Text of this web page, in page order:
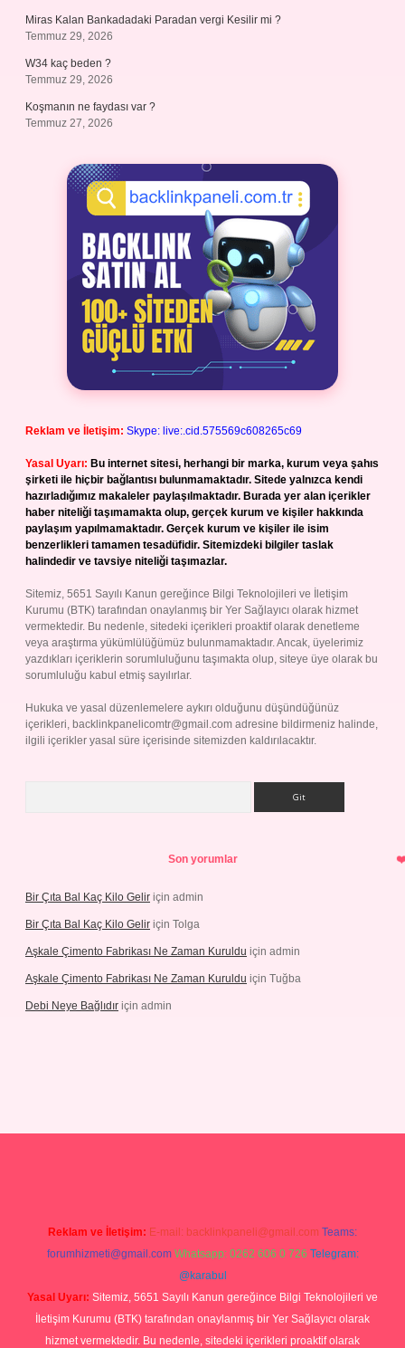
Miras Kalan Bankadadaki Paradan vergi Kesilir mi ?
Temmuz 29, 2026
W34 kaç beden ?
Temmuz 29, 2026
Koşmanın ne faydası var ?
Temmuz 27, 2026
Reklam ve İletişim: Skype: live:.cid.575569c608265c69
Yasal Uyarı: Bu internet sitesi, herhangi bir marka, kurum veya şahıs
şirketi ile hiçbir bağlantısı bulunmamaktadır. Sitede yalnızca kendi
hazırladığımız makaleler paylaşılmaktadır. Burada yer alan içerikler
haber niteliği taşımamakta olup, gerçek kurum ve kişiler hakkında
paylaşım yapılmamaktadır. Gerçek kurum ve kişiler ile isim
benzerlikleri tamamen tesadüfidir. Sitemizdeki bilgiler taslak
halindedir ve tavsiye niteliği taşımazlar.
Sitemiz, 5651 Sayılı Kanun gereğince Bilgi Teknolojileri ve İletişim
Kurumu (BTK) tarafından onaylanmış bir Yer Sağlayıcı olarak hizmet
vermektedir. Bu nedenle, sitedeki içerikleri proaktif olarak denetleme
veya araştırma yükümlülüğümüz bulunmamaktadır. Ancak, üyelerimiz
yazdıkları içeriklerin sorumluluğunu taşımakta olup, siteye üye olarak bu
sorumluluğu kabul etmiş sayılırlar.
Hukuka ve yasal düzenlemelere aykırı olduğunu düşündüğünüz
içerikleri, backlinkpanelicomtr@gmail.com adresine bildirmeniz halinde,
ilgili içerikler yasal süre içerisinde sitemizden kaldırılacaktır.
Son yorumlar
Bir Çıta Bal Kaç Kilo Gelir için admin
Bir Çıta Bal Kaç Kilo Gelir için Tolga
Aşkale Çimento Fabrikası Ne Zaman Kuruldu için admin
Aşkale Çimento Fabrikası Ne Zaman Kuruldu için Tuğba
Debi Neye Bağlıdır için admin
Reklam ve İletişim: E-mail: backlinkpaneli@gmail.com Teams:
forumhizmeti@gmail.com Whatsapp: 0262 606 0 726 Telegram:
@karabul
Yasal Uyarı: Sitemiz, 5651 Sayılı Kanun gereğince Bilgi Teknolojileri ve
İletişim Kurumu (BTK) tarafından onaylanmış bir Yer Sağlayıcı olarak
hizmet vermektedir. Bu nedenle, sitedeki içerikleri proaktif olarak